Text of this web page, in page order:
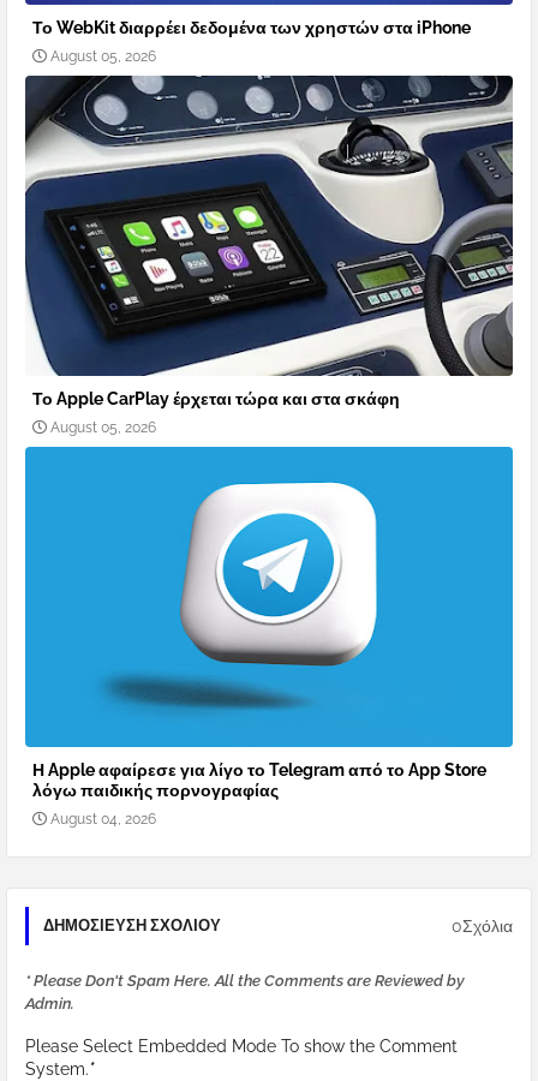
Το WebKit διαρρέει δεδομένα των χρηστών στα iPhone
August 05, 2026
Το Apple CarPlay έρχεται τώρα και στα σκάφη
August 05, 2026
Η Apple αφαίρεσε για λίγο το Telegram από το App Store
λόγω παιδικής πορνογραφίας
August 04, 2026
ΔΗΜΟΣΊΕΥΣΗ ΣΧΟΛΊΟΥ 0Σχόλια
* Please Don't Spam Here. All the Comments are Reviewed by
Admin.
Please Select Embedded Mode To show the Comment
System.*